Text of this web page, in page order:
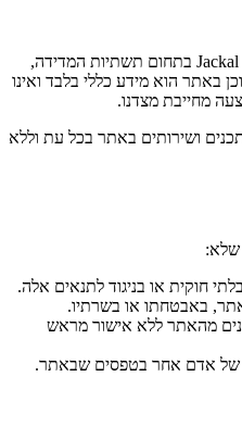
האתר מספק מידע על השירותים של Jackal בתחום תשתיות המדידה,
באתר הוא מידע כללי בלבד ואינו
מחייבת מצדנו.
ושירותים באתר בכל עת וללא
שלא:
חוקית או בניגוד לתנאים אלה.
באבטחתו או בשרתיו.
מהאתר ללא אישור מראש
של אדם אחר בטפסים שבאתר.